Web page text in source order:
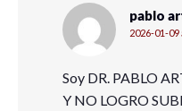
pablo
2026-01-09
Soy DR. PABLO
Y NO LOGRO